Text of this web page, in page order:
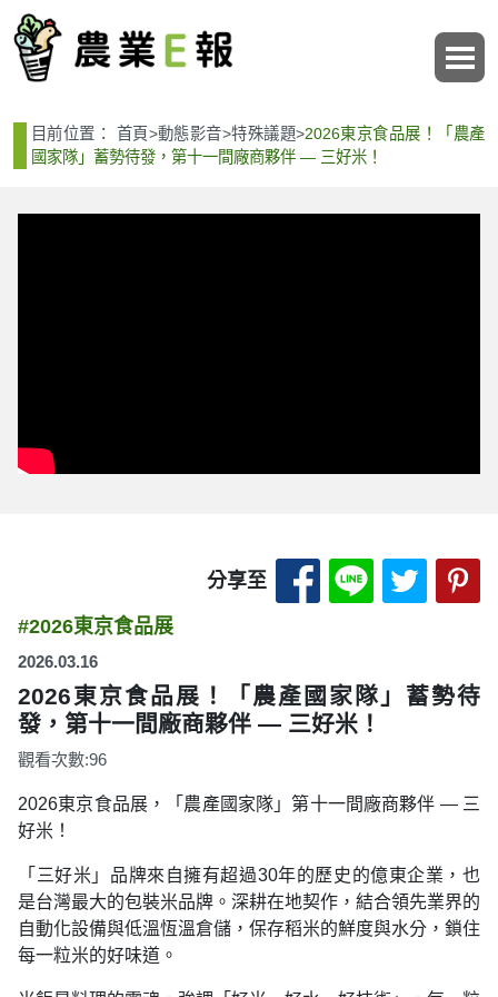
目前位置： 首頁>動態影音>特殊議題>2026東京食品展！「農產
國家隊」蓄勢待發，第十一間廠商夥伴 ― 三好米！
分享至 分享至 Facebook-
分享至分享
#2026東京食品展
2026.03.16
2026東京食品展！「農產國家隊」蓄勢待
發，第十一間廠商夥伴 ― 三好米！
觀看次數:96
2026東京食品展，「農產國家隊」第十一間廠商夥伴 ― 三
好米！
「三好米」品牌來自擁有超過30年的歷史的億東企業，也
是台灣最大的包裝米品牌。深耕在地契作，結合領先業界的
自動化設備與低溫恆溫倉儲，保存稻米的鮮度與水分，鎖住
每一粒米的好味道。